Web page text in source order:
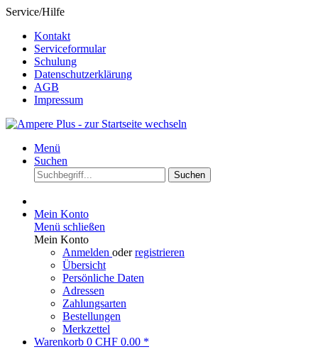
Service/Hilfe
Kontakt
Serviceformular
Schulung
Datenschutzerklärung
AGB
Impressum
Menü
Suchen
Suchen
Mein Konto
Menü schließen
Mein Konto
Anmelden oderregistrieren
Übersicht
Persönliche Daten
Adressen
Zahlungsarten
Bestellungen
Merkzettel
Warenkorb 0 CHF 0.00 *